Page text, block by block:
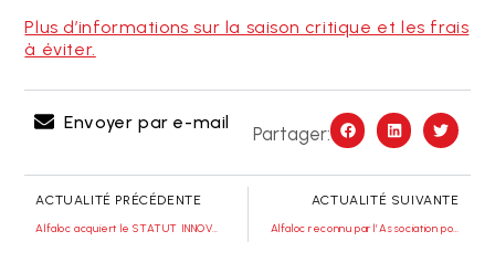
Plus d’informations sur la saison critique et les frais
à éviter.
Envoyer par e-mail
Partager:
ACTUALITÉ PRÉCÉDENTE
Alfaloc acquiert le STATUT INNOVANT COTEC 2024
ACTUALITÉ SUIVANTE
Alfaloc reconnu par l’Association portugaise d’éthique des affaires